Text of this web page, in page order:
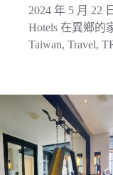
2024 年 5 月 22 日
Hotels 在異鄉的
Taiwan, Travel,